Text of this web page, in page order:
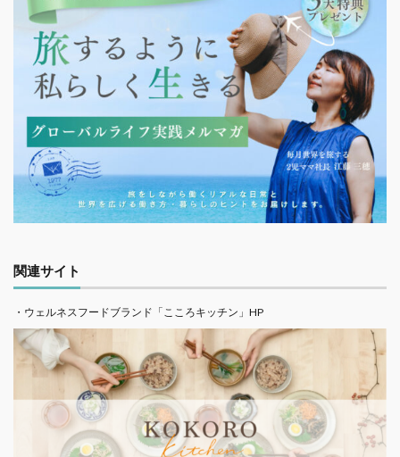
関連サイト
・ウェルネスフードブランド「こころキッチン」HP